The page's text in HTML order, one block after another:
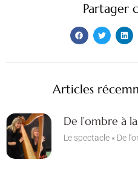
Partager
Articles
De l’ombre à
Le spectacle « De